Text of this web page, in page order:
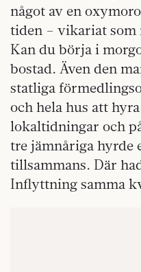
något av en
tiden – vikariat som
Kan du börja i
bostad. Även den
statliga
och hela hus att
lokaltidningar och
tre jämnåriga hyrde
tillsammans. Där
Inflyttning samma